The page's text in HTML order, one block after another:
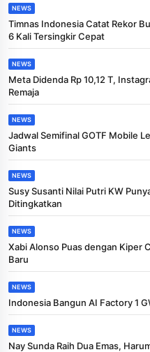
NEWS
Timnas Indonesia Catat Rekor
6 Kali Tersingkir Cepat
NEWS
Meta Didenda Rp 10,12 T,
Remaja
NEWS
Jadwal Semifinal GOTF Mobile
Giants
NEWS
Susy Susanti Nilai Putri KW
Ditingkatkan
NEWS
Xabi Alonso Puas dengan Kiper
Baru
NEWS
Indonesia Bangun AI Factory 1
NEWS
Nay Sunda Raih Dua Emas,